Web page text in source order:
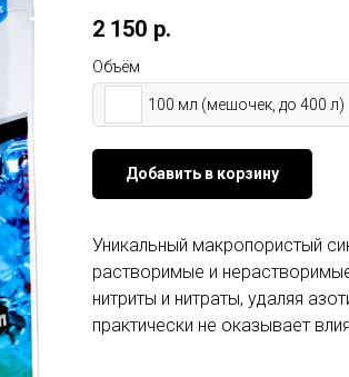
2 150 р.
Объём
100 мл (мешочек, до 400 л)
Добавить в корзину
Уникальный макропористый
растворимые и
нитриты и нитраты, удаляя
практически не оказывает